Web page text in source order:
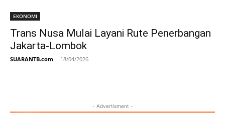
EKONOMI
Trans Nusa Mulai Layani Rute Penerbangan
Jakarta-Lombok
SUARANTB.com - 18/04/2026
- Advertisment -